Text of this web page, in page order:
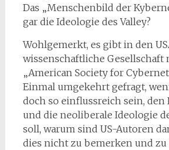
Das „Menschenbild der
gar die Ideologie des Valley?
Wohlgemerkt, es gibt in den
wissenschaftliche Gesellschaft
„American Society for
Einmal umgekehrt gefragt,
doch so einflussreich sein, den
und die neoliberale Ideologie
soll, warum sind US-Autoren
dies nicht zu bemerken und zu